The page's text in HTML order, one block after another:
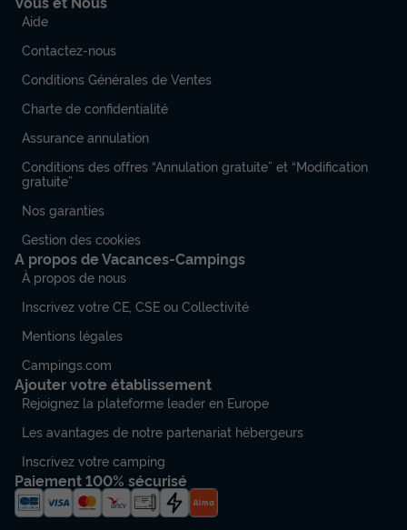
Aide
Contactez-nous
Conditions Générales de Ventes
Charte de confidentialité
Assurance annulation
Conditions des offres “Annulation gratuite” et “Modification
gratuite”
Nos garanties
Gestion des cookies
A propos de Vacances-Campings
À propos de nous
Inscrivez votre CE, CSE ou Collectivité
Mentions légales
Campings.com
Ajouter votre établissement
Rejoignez la plateforme leader en Europe
Les avantages de notre partenariat hébergeurs
Inscrivez votre camping
Paiement 100% sécurisé